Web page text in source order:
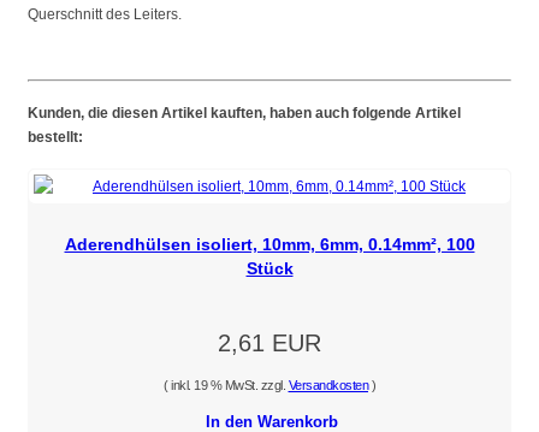
Querschnitt des Leiters.
Kunden, die diesen Artikel kauften, haben auch folgende Artikel
bestellt:
Aderendhülsen isoliert, 10mm, 6mm, 0.14mm², 100
Stück
2,61 EUR
( inkl. 19 % MwSt. zzgl. Versandkosten)
In den Warenkorb